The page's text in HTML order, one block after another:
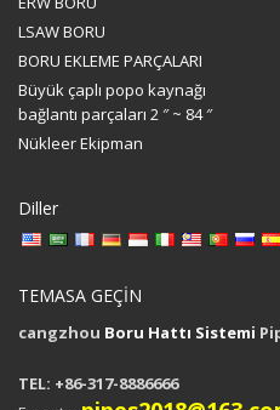
LSAW BORU
BORU EKLEME PARÇALARI
Büyük çaplı popo kaynağı
bağlantı parçaları 2 ″ ~ 84 ″
Nükleer Ekipman
Diller
TEMASA GEÇİN
cangzhou Boru Hattı Sistemi
TEL: +86-317-8886666